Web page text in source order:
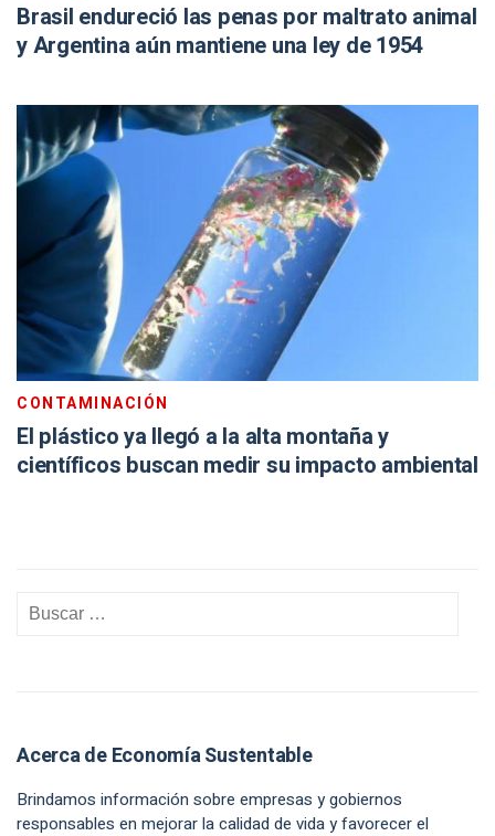
Brasil endureció las penas por maltrato animal
y Argentina aún mantiene una ley de 1954
CONTAMINACIÓN
El plástico ya llegó a la alta montaña y
científicos buscan medir su impacto ambiental
Acerca de Economía Sustentable
Brindamos información sobre empresas y gobiernos
responsables en mejorar la calidad de vida y favorecer el